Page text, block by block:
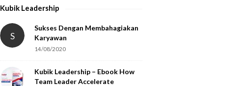
Kubik Leadership
S
Sukses Dengan Membahagiakan
Karyawan
14/08/2020
Kubik Leadership – Ebook How
Team Leader Accelerate